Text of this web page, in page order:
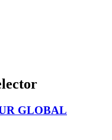
GLOBAL